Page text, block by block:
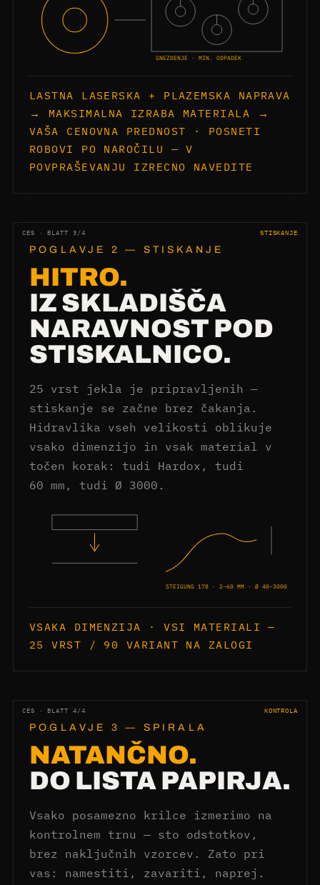
GNEZDENJE · MIN. ODPADEK
LASTNA LASERSKA + PLAZEMSKA NAPRAVA
→ MAKSIMALNA IZRABA MATERIALA →
VAŠA CENOVNA PREDNOST · POSNETI
ROBOVI PO NAROČILU — V
POVPRAŠEVANJU IZRECNO NAVEDITE
CES · BLATT 3/4 STISKANJE
POGLAVJE 2 — STISKANJE
HITRO.
IZ SKLADIŠČA
NARAVNOST POD
STISKALNICO.
25 vrst jekla je pripravljenih —
stiskanje se začne brez čakanja.
Hidravlika vseh velikosti oblikuje
vsako dimenzijo in vsak material v
točen korak: tudi Hardox, tudi
60 mm, tudi Ø 3000.
STEIGUNG 178 · 2–60 MM · Ø 40–3000
VSAKA DIMENZIJA · VSI MATERIALI —
25 VRST / 90 VARIANT NA ZALOGI
CES · BLATT 4/4 KONTROLA
POGLAVJE 3 — SPIRALA
NATANČNO.
DO LISTA PAPIRJA.
Vsako posamezno krilce izmerimo na
kontrolnem trnu — sto odstotkov,
brez naključnih vzorcev. Zato pri
vas: namestiti, zavariti, naprej.